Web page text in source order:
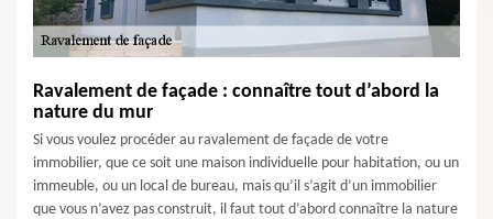
Ravalement de façade : connaître tout d’abord la
nature du mur
Si vous voulez procéder au ravalement de façade de votre
immobilier, que ce soit une maison individuelle pour habitation, ou un
immeuble, ou un local de bureau, mais qu’il s’agit d’un immobilier
que vous n’avez pas construit, il faut tout d’abord connaître la nature